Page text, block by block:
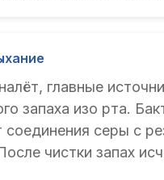
главные
запаха изо рта.
серы с
чистки запах